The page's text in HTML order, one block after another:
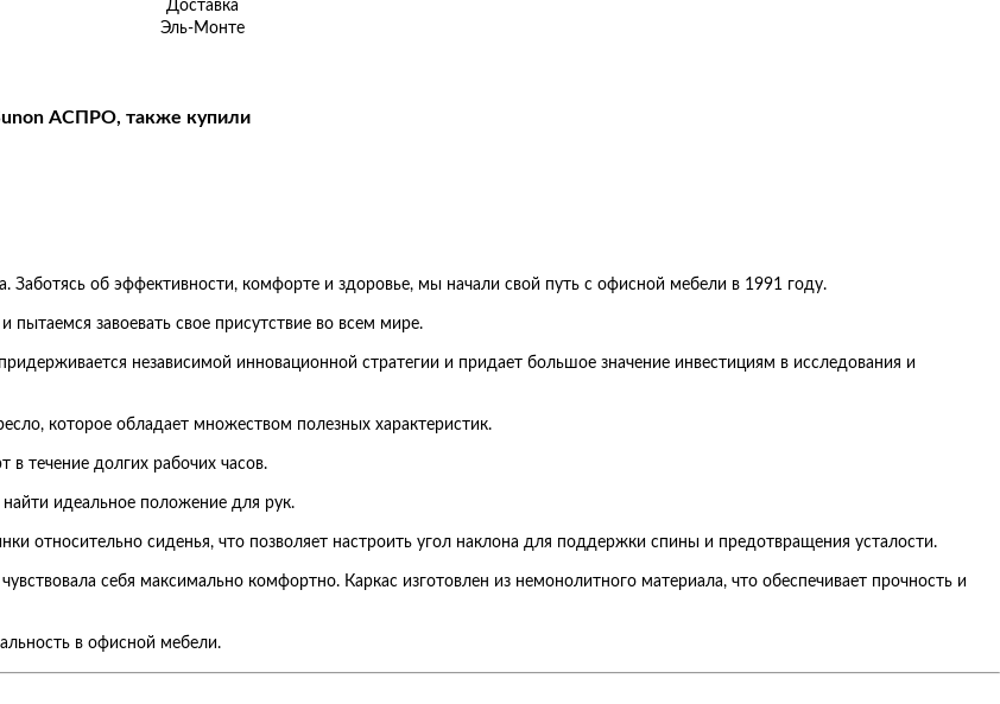
Доставка
Эль-Монте
АСПРО, также купили
Заботясь об эффективности, комфорте и здоровье, мы начали свой путь с офисной мебели в 1991 году.
завоевать свое присутствие во всем мире.
независимой инновационной стратегии и придает большое значение инвестициям в исследования и
которое обладает множеством полезных характеристик.
течение долгих рабочих часов.
идеальное положение для рук.
относительно сиденья, что позволяет настроить угол наклона для поддержки спины и предотвращения усталости.
себя максимально комфортно. Каркас изготовлен из немонолитного материала, что обеспечивает прочность и
в офисной мебели.